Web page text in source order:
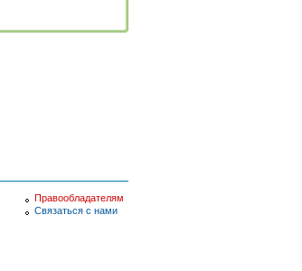
Правообладателям
Связаться с нами